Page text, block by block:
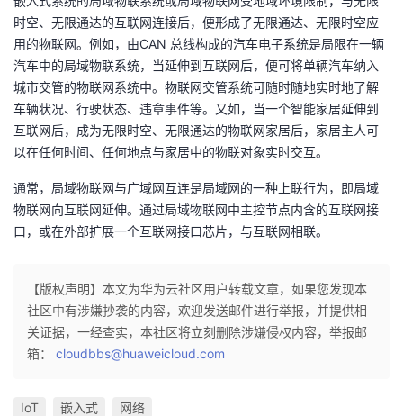
时空、无限通达的互联网连接后，便形成了无限通达、无限时空应
用的物联网。例如，由CAN 总线构成的汽车电子系统是局限在一辆
汽车中的局域物联系统，当延伸到互联网后，便可将单辆汽车纳入
城市交管的物联网系统中。物联网交管系统可随时随地实时地了解
车辆状况、行驶状态、违章事件等。又如，当一个智能家居延伸到
互联网后，成为无限时空、无限通达的物联网家居后，家居主人可
以在任何时间、任何地点与家居中的物联对象实时交互。
通常，局域物联网与广域网互连是局域网的一种上联行为，即局域
物联网向互联网延伸。通过局域物联网中主控节点内含的互联网接
口，或在外部扩展一个互联网接口芯片，与互联网相联。
【版权声明】本文为华为云社区用户转载文章，如果您发现本
社区中有涉嫌抄袭的内容，欢迎发送邮件进行举报，并提供相
关证据，一经查实，本社区将立刻删除涉嫌侵权内容，举报邮
箱： cloudbbs@huaweicloud.com
IoT 嵌入式 网络